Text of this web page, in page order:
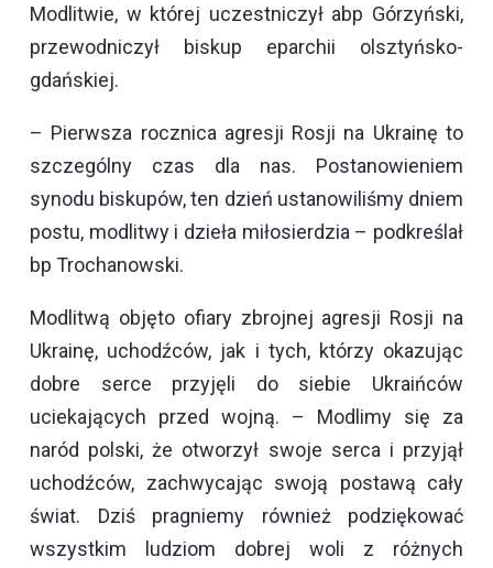
Modlitwie, w której uczestniczył abp Górzyński,
przewodniczył biskup eparchii olsztyńsko-
gdańskiej.
– Pierwsza rocznica agresji Rosji na Ukrainę to
szczególny czas dla nas. Postanowieniem
synodu biskupów, ten dzień ustanowiliśmy dniem
postu, modlitwy i dzieła miłosierdzia – podkreślał
bp Trochanowski.
Modlitwą objęto ofiary zbrojnej agresji Rosji na
Ukrainę, uchodźców, jak i tych, którzy okazując
dobre serce przyjęli do siebie Ukraińców
uciekających przed wojną. – Modlimy się za
naród polski, że otworzył swoje serca i przyjął
uchodźców, zachwycając swoją postawą cały
świat. Dziś pragniemy również podziękować
wszystkim ludziom dobrej woli z różnych